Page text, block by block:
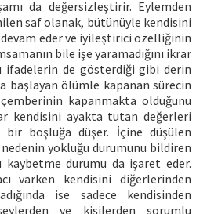
da değersizleştirir. Eylemden
saf olanak, bütünüyle kendisini
eder ve iyileştirici özelliğinin
bile işe yaramadığını ikrar
ifadelerin de gösterdiği gibi derin
başlayan ölümle kapanan sürecin
kapanmakta olduğunu
kendisini ayakta tutan değerleri
bir boşluğa düşer. İçine düşülen
yokluğu durumunu bildiren
durumu da işaret eder.
varken kendisini diğerlerinden
ise sadece kendisinden
ve kişilerden sorumlu